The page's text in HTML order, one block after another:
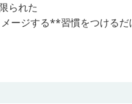
られた
ージする**習慣をつける